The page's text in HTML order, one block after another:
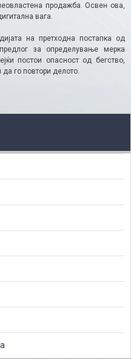
продажба. Освен ова,
вага.
на претходна постапка од
за определување мерка
постои опасност од бегство,
го повтори делото.​